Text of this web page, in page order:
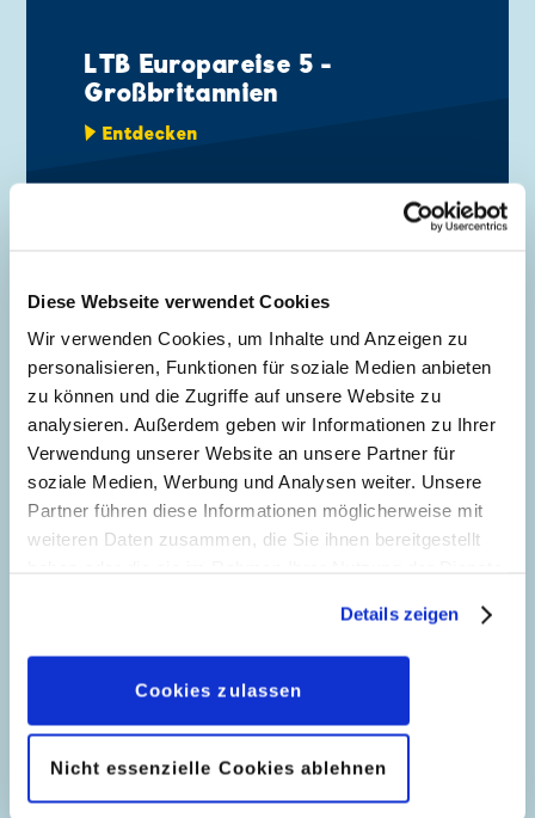
Diese Webseite verwendet Cookies
Wir verwenden Cookies, um Inhalte und Anzeigen zu
personalisieren, Funktionen für soziale Medien anbieten
zu können und die Zugriffe auf unsere Website zu
analysieren. Außerdem geben wir Informationen zu Ihrer
Verwendung unserer Website an unsere Partner für
soziale Medien, Werbung und Analysen weiter. Unsere
Partner führen diese Informationen möglicherweise mit
weiteren Daten zusammen, die Sie ihnen bereitgestellt
geben, können Sie diese jederzeit in der
Datenschutzerklärungwieder widerrufen.
Details zeigen
Cookies zulassen
Nicht essenzielle Cookies ablehnen
LTB Europareise 5 -
Großbritannien
Entdecken
NEWS VOM 07.07.2026
LTB Mystery 4 - Die
mysteriösesten Fälle von
Entenhausen
NEWS VOM 07.07.2026